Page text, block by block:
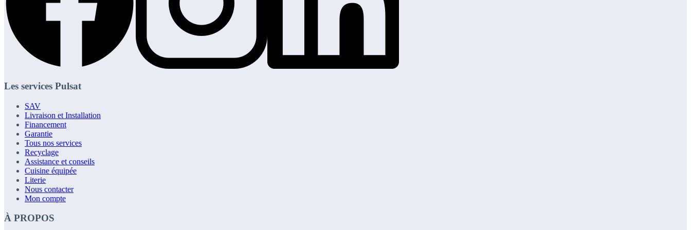
Les services Pulsat
SAV
Livraison et Installation
Financement
Garantie
Tous nos services
Recyclage
Assistance et conseils
Cuisine équipée
Literie
Nous contacter
Mon compte
À PROPOS